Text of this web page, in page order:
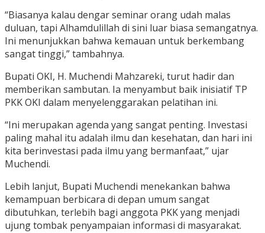
“Biasanya kalau dengar seminar orang udah malas
duluan, tapi Alhamdulillah di sini luar biasa semangatnya.
Ini menunjukkan bahwa kemauan untuk berkembang
sangat tinggi,” tambahnya.
Bupati OKI, H. Muchendi Mahzareki, turut hadir dan
memberikan sambutan. Ia menyambut baik inisiatif TP
PKK OKI dalam menyelenggarakan pelatihan ini.
“Ini merupakan agenda yang sangat penting. Investasi
paling mahal itu adalah ilmu dan kesehatan, dan hari ini
kita berinvestasi pada ilmu yang bermanfaat,” ujar
Muchendi.
Lebih lanjut, Bupati Muchendi menekankan bahwa
kemampuan berbicara di depan umum sangat
dibutuhkan, terlebih bagi anggota PKK yang menjadi
ujung tombak penyampaian informasi di masyarakat.